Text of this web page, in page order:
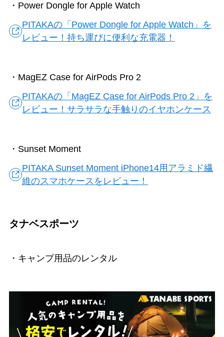
・Power Dongle for Apple Watch
PITAKAの「Power Dongle for Apple Watch」を
レビュー！持ち運びに便利な充電器！
・MagEZ Case for AirPods Pro 2
PITAKAの「MagEZ Case for AirPods Pro 2」を
レビュー！サラサラな手触りのイヤホンケース
・Sunset Moment
PITAKA Sunset Moment iPhone14用アラミド繊
維のスマホケースをレビュー！
タナベスポーツ
・キャンプ用品のレンタル